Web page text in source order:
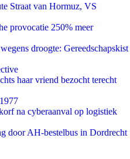
Straat van Hormuz, VS
provocatie 250% meer
droogte: Gereedschapskist
haar vriend bezocht terecht
na cyberaanval op logistiek
door AH-bestelbus in Dordrecht